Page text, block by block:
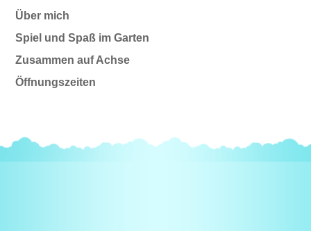
Über mich
Spiel und Spaß im Garten
Zusammen auf Achse
Öffnungszeiten